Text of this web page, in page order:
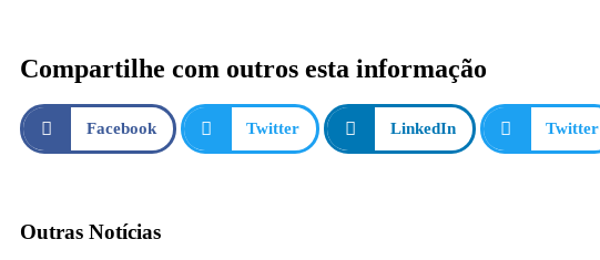
Compartilhe com outros esta informação
Facebook Twitter LinkedIn Twitter
Outras Notícias